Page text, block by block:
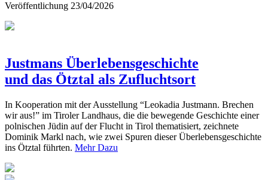
Veröffentlichung 23/04/2026
Justmans Überlebensgeschichte
und das Ötztal als Zufluchtsort
In Kooperation mit der Ausstellung “Leokadia Justmann. Brechen
wir aus!” im Tiroler Landhaus, die die bewegende Geschichte einer
polnischen Jüdin auf der Flucht in Tirol thematisiert, zeichnete
Dominik Markl nach, wie zwei Spuren dieser Überlebensgeschichte
ins Ötztal führten. Mehr Dazu